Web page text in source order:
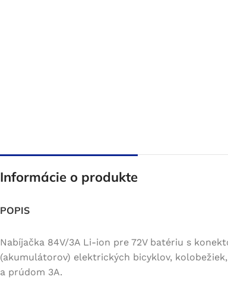
Informácie o produkte
POPIS
Nabíjačka 84V/3A Li-ion pre 72V batériu s
(akumulátorov) elektrických bicyklov,
a prúdom 3A.